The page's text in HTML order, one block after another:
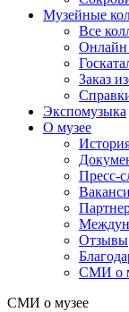
Музейные
Все
Онлайн
Заказ
Экспомузыка
О музее
Пресс-
Отзывы
СМИ о
СМИ о музее